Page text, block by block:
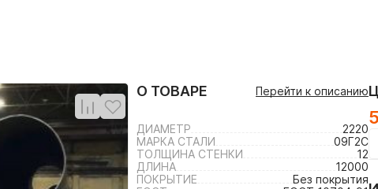
О ТОВАРЕ Перейти к описанию
ДИАМЕТР
2220
МАРКА СТАЛИ
09Г2С
ТОЛЩИНА СТЕНКИ
12
ДЛИНА
12000
ПОКРЫТИЕ
Без покрытия